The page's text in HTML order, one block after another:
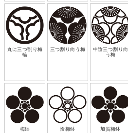
丸に三つ割り梅
輪
三つ割り向う梅
中陰三つ割り向
う梅
梅鉢 陰梅鉢 加賀梅鉢